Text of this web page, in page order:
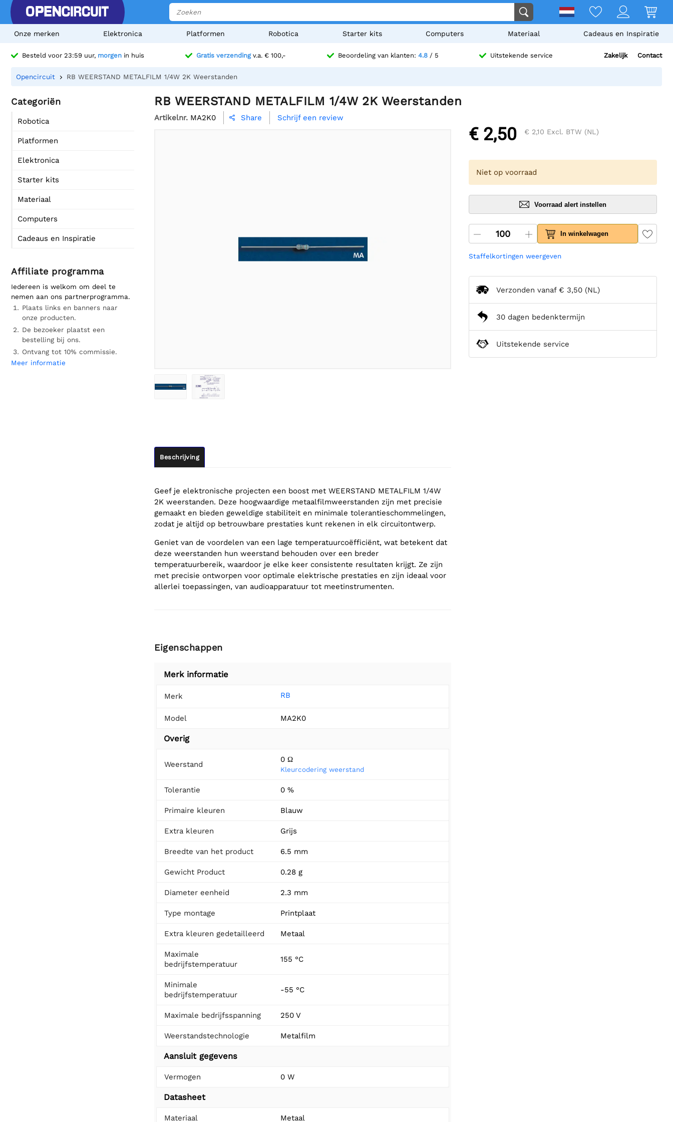
Onze merken Elektronica Platformen Robotica Starter kits Computers Materiaal Cadeaus en Inspiratie
Besteld voor 23:59 uur, morgen in huis Gratis verzendingv.a. € 100,- Beoordeling van klanten: 4.8/ 5 Uitstekende service Zakelijk Contact
Opencircuit RB WEERSTAND METALFILM 1/4W 2K Weerstanden
Categoriën
Robotica
Platformen
Elektronica
Starter kits
Materiaal
Computers
Cadeaus en Inspiratie
Affiliate programma
Iedereen is welkom om deel te
nemen aan ons partnerprogramma.
Plaats links en banners naar
onze producten.
De bezoeker plaatst een
bestelling bij ons.
Ontvang tot 10% commissie.
Meer informatie
RB WEERSTAND METALFILM 1/4W 2K Weerstanden
Artikelnr. MA2K0  Share Schrijf een review
Beschrijving
Geef je elektronische projecten een boost met WEERSTAND METALFILM 1/4W
2K weerstanden. Deze hoogwaardige metaalfilmweerstanden zijn met precisie
gemaakt en bieden geweldige stabiliteit en minimale tolerantieschommelingen,
zodat je altijd op betrouwbare prestaties kunt rekenen in elk circuitontwerp.
Geniet van de voordelen van een lage temperatuurcoëfficiënt, wat betekent dat
deze weerstanden hun weerstand behouden over een breder
temperatuurbereik, waardoor je elke keer consistente resultaten krijgt. Ze zijn
met precisie ontworpen voor optimale elektrische prestaties en zijn ideaal voor
allerlei toepassingen, van audioapparatuur tot meetinstrumenten.
Eigenschappen
Merk informatie
Merk RB
Model MA2K0
Overig
Weerstand
0 Ω
Kleurcodering weerstand
Tolerantie 0 %
Primaire kleuren Blauw
Extra kleuren Grijs
Breedte van het product 6.5 mm
Gewicht Product 0.28 g
Diameter eenheid 2.3 mm
Type montage Printplaat
Extra kleuren gedetailleerd Metaal
Maximale
bedrijfstemperatuur
155 °C
Minimale
bedrijfstemperatuur
-55 °C
Maximale bedrijfsspanning 250 V
Weerstandstechnologie Metalfilm
Aansluit gegevens
Vermogen 0 W
Datasheet
Materiaal Metaal
€ 2,50 € 2,10 Excl. BTW (NL)
Niet op voorraad
Voorraad alert instellen
In winkelwagen
Staffelkortingen weergeven
Verzonden vanaf € 3,50 (NL)
30 dagen bedenktermijn
Uitstekende service